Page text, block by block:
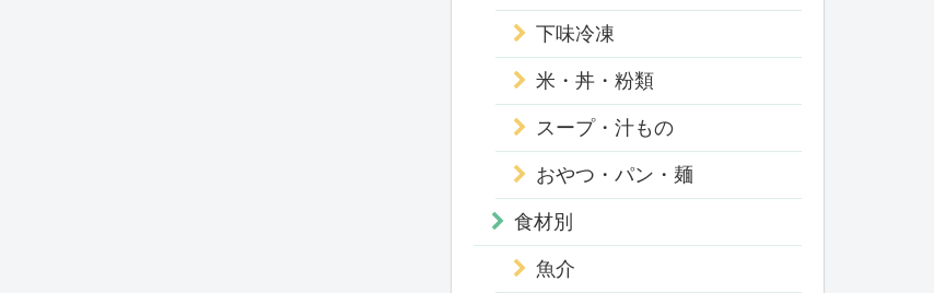
下味冷凍
米・丼・粉類
スープ・汁もの
おやつ・パン・麺
食材別
魚介